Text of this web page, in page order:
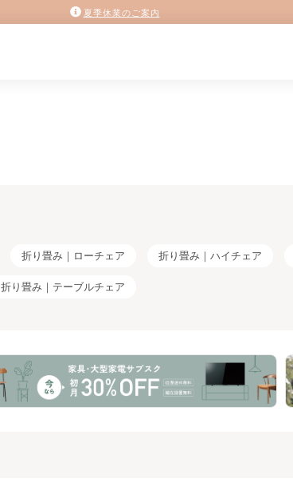
夏季休業のご案内
折り畳み｜ローチェア 折り畳み｜ハイチェア
折り畳み｜テーブルチェア